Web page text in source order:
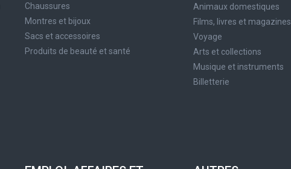
Chaussures
Montres et bijoux
Sacs et accessoires
Produits de beauté et santé
Animaux domestiques
Films, livres et magazines
Voyage
Arts et collections
Musique et instruments
Billetterie